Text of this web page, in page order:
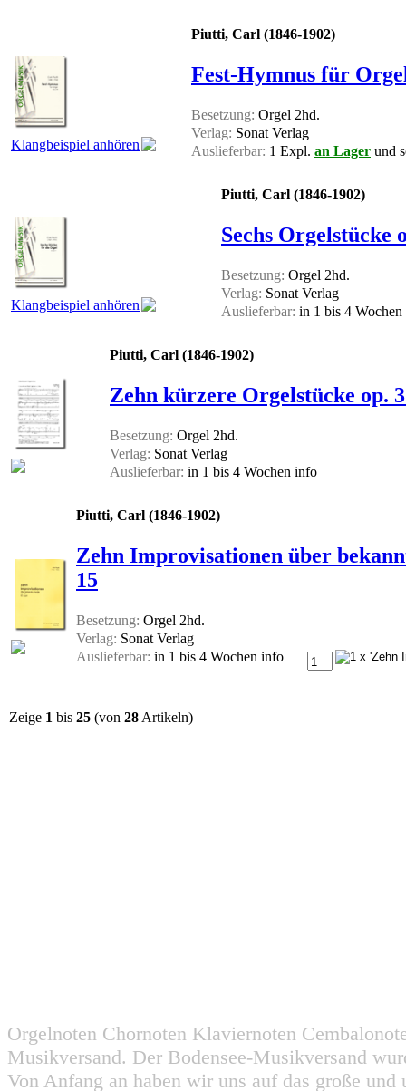
Klangbeispiel anhören
Piutti, Carl (1846-1902)
Fest-Hymnus für
Besetzung: Orgel 2hd.
Verlag: Sonat Verlag
Auslieferbar: 1 Expl. an Lager und
Klangbeispiel anhören
Piutti, Carl (1846-1902)
Sechs Orgelstücke
Besetzung: Orgel 2hd.
Verlag: Sonat Verlag
Auslieferbar: in 1 bis 4 Wochen
Piutti, Carl (1846-1902)
Zehn kürzere Orgelstücke op.
Besetzung: Orgel 2hd.
Verlag: Sonat Verlag
Auslieferbar: in 1 bis 4 Wochen info
Piutti, Carl (1846-1902)
Zehn Improvisationen über
15
Besetzung: Orgel 2hd.
Verlag: Sonat Verlag
Auslieferbar: in 1 bis 4 Wochen info
Zeige 1 bis 25 (von 28Artikeln)
Orgelnoten Chornoten Klaviernoten
Musikversand. Der Bodensee-Musikversand
Von Anfang an haben wir uns auf das große